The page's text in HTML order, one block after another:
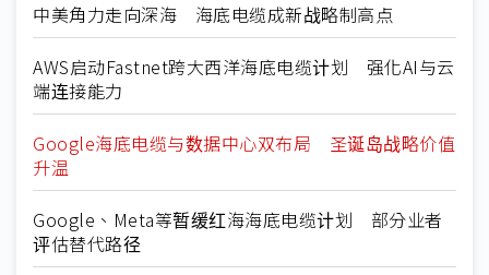
中美角力走向深海 海底电缆成新战略制高点
AWS启动Fastnet跨大西洋海底电缆计划 强化AI与云
端连接能力
Google海底电缆与数据中心双布局 圣诞岛战略价值
升温
Google、Meta等暂缓红海海底电缆计划 部分业者
评估替代路径